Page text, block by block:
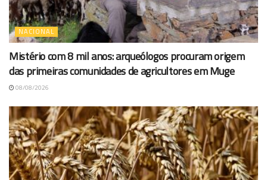
NACIONAL
Mistério com 8 mil anos: arqueólogos procuram origem
das primeiras comunidades de agricultores em Muge
08/08/2026